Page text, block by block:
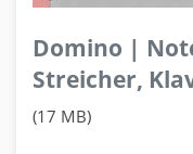
Domino |
Streicher,
(17 MB)